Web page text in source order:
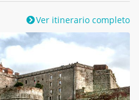
Ver itinerario completo